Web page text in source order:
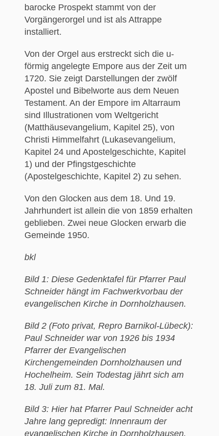
barocke Prospekt stammt von der
Vorgängerorgel und ist als Attrappe
installiert.
Von der Orgel aus erstreckt sich die u-
förmig angelegte Empore aus der Zeit um
1720. Sie zeigt Darstellungen der zwölf
Apostel und Bibelworte aus dem Neuen
Testament. An der Empore im Altarraum
sind Illustrationen vom Weltgericht
(Matthäusevangelium, Kapitel 25), von
Christi Himmelfahrt (Lukasevangelium,
Kapitel 24 und Apostelgeschichte, Kapitel
1) und der Pfingstgeschichte
(Apostelgeschichte, Kapitel 2) zu sehen.
Von den Glocken aus dem 18. Und 19.
Jahrhundert ist allein die von 1859 erhalten
geblieben. Zwei neue Glocken erwarb die
Gemeinde 1950.
bkl
Bild 1: Diese Gedenktafel für Pfarrer Paul
Schneider hängt im Fachwerkvorbau der
evangelischen Kirche in Dornholzhausen.
Bild 2 (Foto privat, Repro Barnikol-Lübeck):
Paul Schneider war von 1926 bis 1934
Pfarrer der Evangelischen
Kirchengemeinden Dornholzhausen und
Hochelheim. Sein Todestag jährt sich am
18. Juli zum 81. Mal.
Bild 3: Hier hat Pfarrer Paul Schneider acht
Jahre lang gepredigt: Innenraum der
evangelischen Kirche in Dornholzhausen.